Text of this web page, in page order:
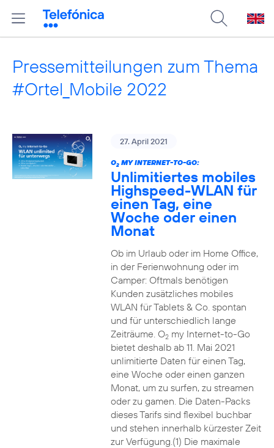
Pressemitteilungen zum Thema
#Ortel_Mobile 2022
27. April 2021
O2MY INTERNET-TO-GO:
Unlimitiertes mobiles
Highspeed-WLAN für
einen Tag, eine
Woche oder einen
Monat
Ob im Urlaub oder im Home Office,
in der Ferienwohnung oder im
Camper: Oftmals benötigen
Kunden zusätzliches mobiles
WLAN für Tablets & Co. spontan
und für unterschiedlich lange
Zeiträume. O2my Internet-to-Go
bietet deshalb ab 11. Mai 2021
unlimitierte Daten für einen Tag,
eine Woche oder einen ganzen
Monat, um zu surfen, zu streamen
oder zu gamen. Die Daten-Packs
dieses Tarifs sind flexibel buchbar
und stehen innerhalb kürzester Zeit
zur Verfügung.(1) Die maximale